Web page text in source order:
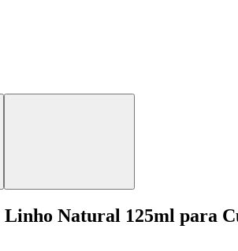
Linho Natural 125ml para